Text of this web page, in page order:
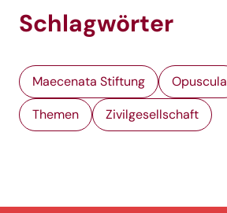
Schlagwörter
Maecenata Stiftung Opuscula
Themen Zivilgesellschaft